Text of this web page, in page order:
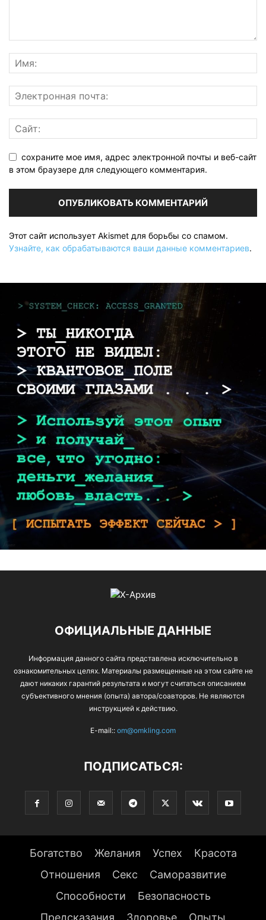
сохраните мое имя, адрес электронной почты и веб-сайт
в этом браузере для следующего комментария.
Этот сайт использует Akismet для борьбы со спамом.
Узнайте, как обрабатываются ваши данные комментариев.
ОФИЦИАЛЬНЫЕ ДАННЫЕ
Информация данного сайта представлена исключительно в
ознакомительных целях. Материалы размещенные на этом сайте не
дают никаких гарантий результата и могут считаться описанием
субъективного мнения (опыта) автора/соавторов. Не являются
инструкцией к действию.
E-mail:: om@omkling.com
ПОДПИСАТЬСЯ:
Богатство Желания Успех
Красота
Отношения
Секс
Саморазвитие
Способности
Безопасность
Предсказания
Здоровье Опыты